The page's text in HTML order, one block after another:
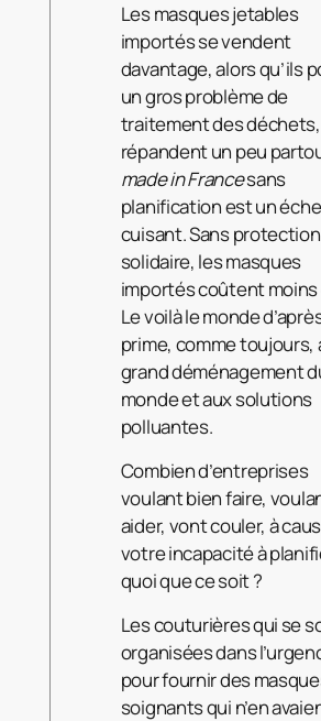
Les masques jetables
importés se vendent
davantage, alors qu’ils
un gros problème de
traitement des
répandent un peu
made in Francesans
planification est un
cuisant. Sans
solidaire, les masques
importés coûtent moins
Le voilà le monde
prime, comme toujours,
grand déménagement
monde et aux solutions
polluantes.
Combien d’entreprises
voulant bien faire,
aider, vont couler, à
votre incapacité à
quoi que ce soit ?
Les couturières qui se
organisées dans
pour fournir des
soignants qui n’en